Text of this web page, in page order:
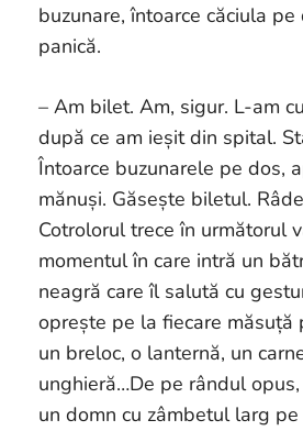
buzunare, întoarce căciula pe
panică.
– Am bilet. Am, sigur. L-am
după ce am ieșit din spital.
Întoarce buzunarele pe dos,
mănuși. Găsește biletul.
Cotrolorul trece în următorul
momentul în care intră un
neagră care îl salută cu
oprește pe la fiecare măsuță
un breloc, o lanternă, un
unghieră…De pe rândul
un domn cu zâmbetul larg